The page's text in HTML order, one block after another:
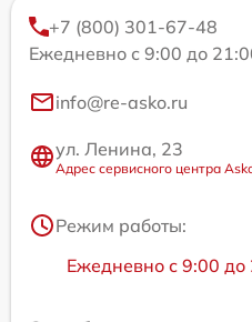
+7 (800) 301-67-48
Ежедневно с 9:00 до
info@re-asko.ru
ул. Ленина, 23
Адрес сервисного центра
Режим работы:
Ежедневно с 9:00 до